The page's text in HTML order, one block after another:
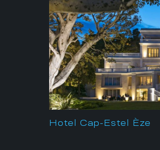
Hotel Cap-Estel Èze